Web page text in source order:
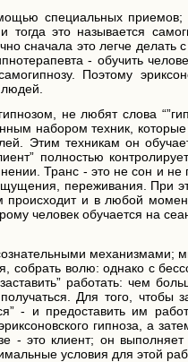
специальных
это называется
сначала это легче делать
- обучить
Поэтому
не любят слова
набором техник, которые
Этим техникам он
полностью
Транс - это не сон и не
переживания. При
происходит и в любой
человек обучается на
механизмами;
собрать волю: однако с
работать: чем
Для того, чтобы
- и предоставить им
гипноза, а
- это клиент; он
условия для этой